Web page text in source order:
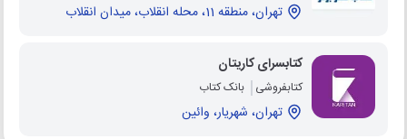
تهران، منطقه 11، محله انقلاب، میدان انقلاب
کتابسرای کاریتان
کتابفروشی بانک کتاب
تهران، شهریار، وائین